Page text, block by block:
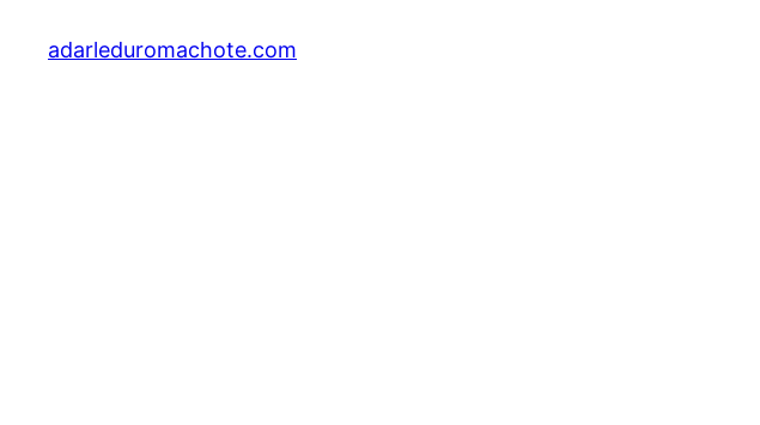
adarleduromachote.com